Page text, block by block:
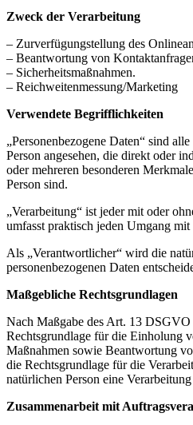
Zweck der Verarbeitung
– Zurverfügungstellung des
– Beantwortung von
– Sicherheitsmaßnahmen.
– Reichweitenmessung/Marketing
Verwendete Begrifflichkeiten
„Personenbezogene Daten“ sind
Person angesehen, die direkt oder
oder mehreren besonderen
Person sind.
„Verarbeitung“ ist jeder mit oder
umfasst praktisch jeden Umgang mit
Als „Verantwortlicher“ wird die
personenbezogenen Daten
Maßgebliche Rechtsgrundlagen
Nach Maßgabe des Art. 13
Rechtsgrundlage für die Einholung
Maßnahmen sowie Beantwortung
die Rechtsgrundlage für die
natürlichen Person eine
Zusammenarbeit mit